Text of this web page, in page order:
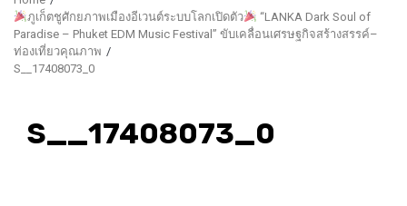
ภูเก็ตชูศักยภาพเมืองอีเวนต์ระบบโลกเปิดตัว
“LANKA Dark Soul of
Paradise – Phuket EDM Music Festival” ขับเคลื่อนเศรษฐกิจสร้างสรรค์–
ท่องเที่ยวคุณภาพ
S__17408073_0
S__17408073_0